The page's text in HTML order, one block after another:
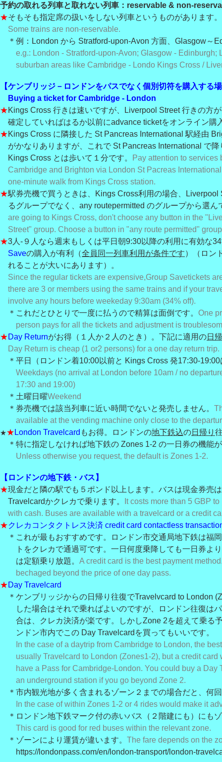
予約の取れる列車と取れない列車：reservable & non-
★そもそも指定席の扱いをしない列車というものがあります。
Some trains are non-reservable.
＊例：London から Stratford-upon-Avon 方面、Glasgow～
e.g.: London - Stratford-upon-Avon; Glasgow - Edinburgh;
suburban areas like Cambridge - Londo Kings Cross /
【ケンブリッジ－ロンドンをパスでなく個別切符を購入す
Buying a ticket for Cambridge - London
★Kings Cross 行きは速いですが、Liverpool Street 行きの方
確定していればはるか以前にadvance ticketをオンライン購
★Kings Cross に隣接した St Pancreas International 駅経由
がかなりありますが、これで St Pancreas International で降
Kings Cross とは歩いて１分です。
Pay attention to services
Cambridge and Brighton via London St Pacreas
one-minute walk from Kings Cross station.
★駅券売機で買うときは、Kings Cross利用の場合、Liverpool
るグループでなく、any routepermitted のグループから選ん
are going to Kings Cross, don't choose any button in the
Street" group. Choose a button in "any route permitted"
★3人-９人なら週末もしくは平日朝9:30以降の利用に有効な
Saveの購入が有利（全員同一列車利用が条件です）（ロン
れることが大いにあります）。
Since the regular tickets are expensive,Group Savetickets
there are 3 or members using the same trains and if your
involve any hours before weekeday 9:30am (34% off).
＊これだとひとりで一度に払うので精算は面倒です。 One
person pays for all the tickets and adjustment is
★Day Returnがお得（１人か２人のとき）。下記に適用の日
Day Return is cheap (1 or2 persons) for a one day return trip.
＊平日（ロンドン着10:00以前と Kings Cross 発17:30-19:00
Weekdays (no arrival at London before 10am / no
17:30 and 19:00)
＊土曜日曜Weekend
＊券売機では該当列車に近い時間でないと発売しません。
available at the vending machine only close to the
★★ London Travelcard もお得。ロンドンの地下鉄込の日帰り
＊特に指定しなければ地下鉄の Zones 1-2 の一日券の機能
Unless otherwise you request, the default is Zones 1-2.
【ロンドンの地下鉄・バス】
★現金だと隣の駅でも５ポンド以上します。バスは現金券売
Travelcardかクレカで乗ります。
It costs more than 5 GBP
with cash. Buses are available with a travelcard or a credit
★クレカコンタクトレス決済 credit card contactless
＊これが最もおすすめです。ロンドン市交通局地下鉄は福
トをクレカで通過可です。一日何度乗降しても一日券よ
は定額乗り放題。 A credit card is the best payment
bechaged beyond the price of one day pass.
★Day Travelcard
＊ケンブリッジからの日帰り往復でTravelvcard to London
した場合はそれで乗ればよいのですが、ロンドン往復は
合は、クレカ決済が楽です。しかしZone 2を超えて乗る
ンド ン市内でこの Day Travelcard を買ってもいいです。
In the case of a daytrip from Cambridge to London, the
usually Travelcard to London (Zones1-2), but a credit card
have a Pass for Cambridge-London. You could buy a Day
an underground station if you go beyond Zone 2.
＊市内観光地が多く含まれるゾーン２までの場合だと、何
In the case of within Zones 1-2 or 4 rides would make it
＊ロンドン地下鉄マーク付の赤いバス（２階建にも）にも
This card is good for red buses within the relevant zone.
＊ゾーンにより運賃が違います。 The fare depends on the
https://londonpass.com/en/london-transport/london-